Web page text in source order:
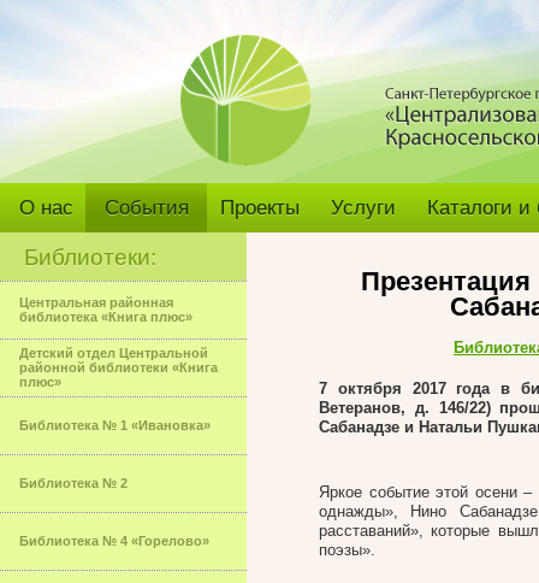
О нас События Проекты Услуги Каталоги
Библиотеки:
Центральная районная
библиотека «Книга плюс»
Детский отдел Центральной
районной библиотеки «Книга
плюс»
Библиотека № 1 «Ивановка»
Библиотека № 2
Библиотека № 4 «Горелово»
Презентация
7 октября 2017 года в
Ветеранов, д. 146/22)
Сабанадзе и Натальи
Яркое событие этой осени –
однажды», Нино
расставаний», которые
поэзы».